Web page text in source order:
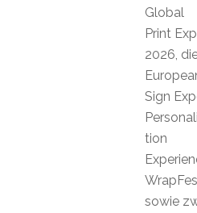
Global
Print
2026,
Sign
tion
sowie